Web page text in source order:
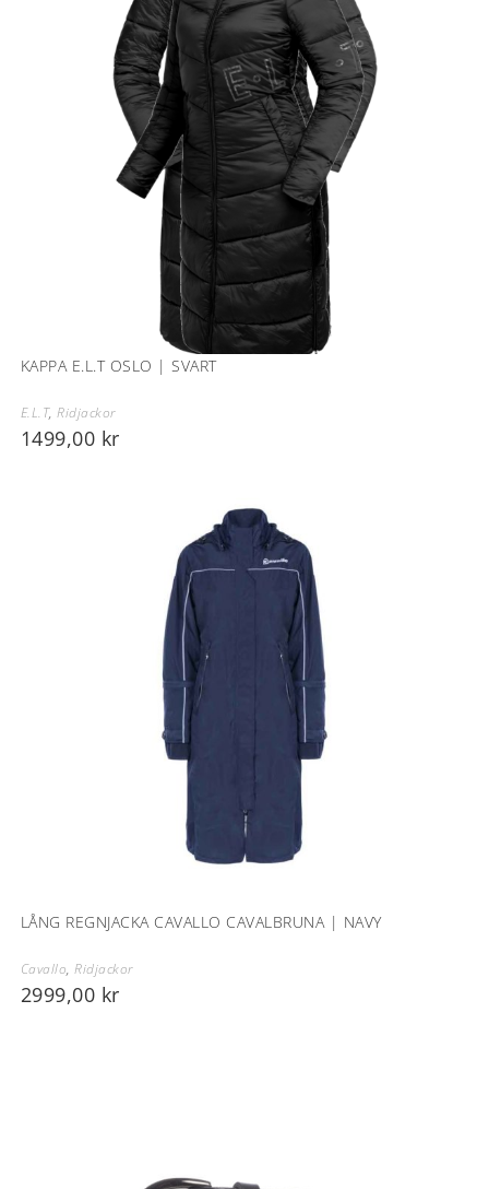
KAPPA E.L.T OSLO | SVART
E.L.T,Ridjackor
1499,00 kr
LÅNG REGNJACKA CAVALLO CAVALBRUNA | NAVY
Cavallo,Ridjackor
2999,00 kr